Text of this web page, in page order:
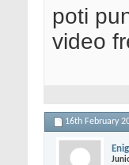
poti
video
16th February